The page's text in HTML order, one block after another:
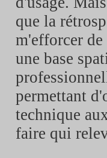
que la
m'efforcer de
une base
permettant
technique
faire qui